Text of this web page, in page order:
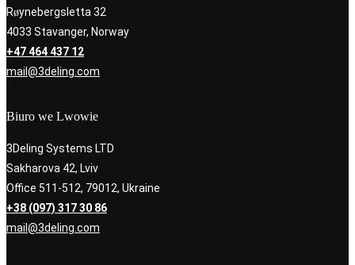
Røynebergsletta 32
4033 Stavanger, Norway
+47 464 437 12
mail@3deling.com
Biuro we Lwowie
3Deling Systems LTD
Sakharova 42, Lviv
Office 511-512, 79012, Ukraine
+38 (097) 317 30 86
mail@3deling.com